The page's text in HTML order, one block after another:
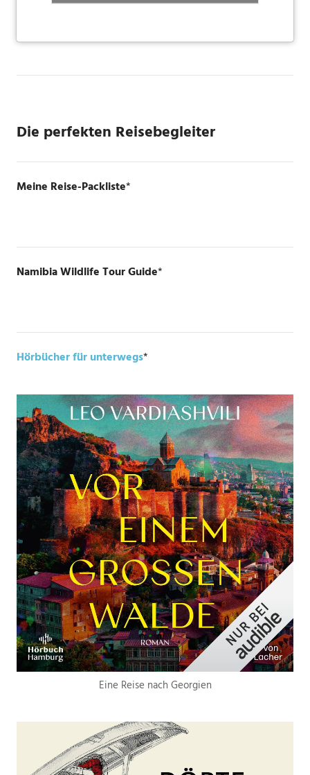
Die perfekten Reisebegleiter
Meine Reise-Packliste*
Namibia Wildlife Tour Guide*
Hörbücher für unterwegs*
Eine Reise nach Georgien